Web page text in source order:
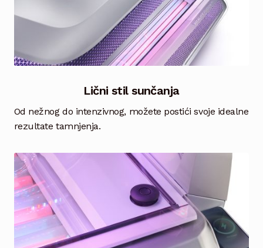
Lični stil sunčanja
Od nežnog do intenzivnog, možete postići svoje idealne
rezultate tamnjenja.